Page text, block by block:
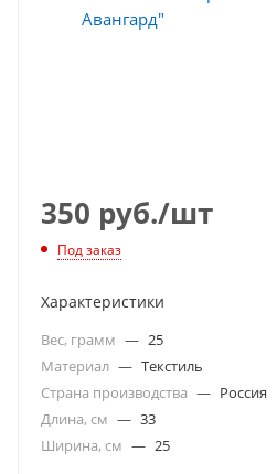
350 руб./шт
Под заказ
Характеристики
Вес, грамм — 25
Материал — Текстиль
Страна производства — Россия
Длина, см — 33
Ширина, см — 25